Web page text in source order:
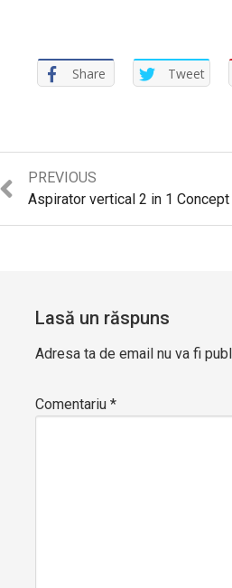
Share Tweet
PREVIOUS
Previous
post:
Lasă un răspuns
Adresa ta de email nu va fi
Comentariu *